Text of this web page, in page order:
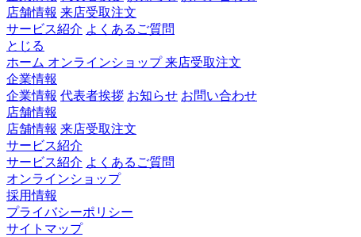
店舗情報 来店受取注文
サービス紹介 よくあるご質問
とじる
ホーム オンラインショップ来店受取注文
企業情報
企業情報 代表者挨拶 お知らせ お問い合わせ
店舗情報
店舗情報 来店受取注文
サービス紹介
サービス紹介 よくあるご質問
オンラインショップ
採用情報
プライバシーポリシー
サイトマップ